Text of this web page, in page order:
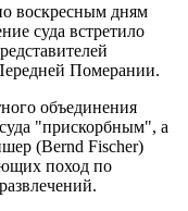
воскресным дням
суда встретило
Померании.
объединения
"прискорбным", а
(Bernd Fischer)
поход по